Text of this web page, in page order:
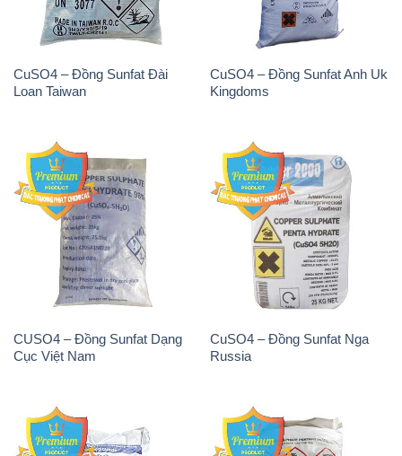
CuSO4 – Đồng Sunfat Đài
Loan Taiwan
CuSO4 – Đồng Sunfat Anh Uk
Kingdoms
CUSO4 – Đồng Sunfat Dạng
Cục Việt Nam
CuSO4 – Đồng Sunfat Nga
Russia